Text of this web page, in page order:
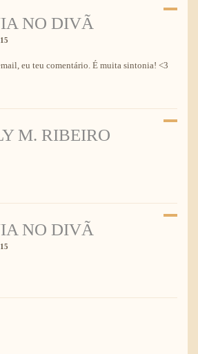
NO DIVÃ
eu teu comentário. É muita sintonia! <3
M. RIBEIRO
NO DIVÃ